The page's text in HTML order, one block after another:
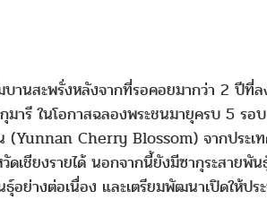
นสะพรั่งหลังจากที่รอคอยมากว่า 2 ปีที่ล
กุมารี ในโอกาสฉลองพระชนมายุครบ 5
Cherry Blossom) จากประเ
เชียงรายได้ นอกจากนี้ยังมีซากุระสายพั
างต่อเนื่อง และเตรียมพัฒนาเปิดให้ประ